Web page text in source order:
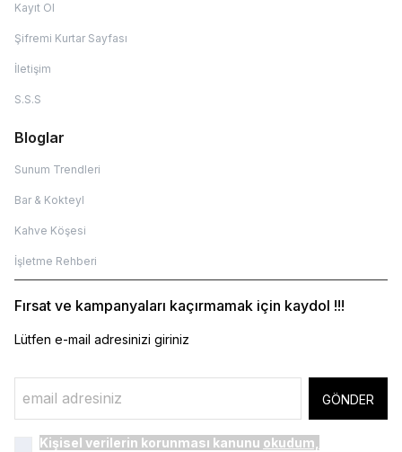
Kayıt Ol
Şifremi Kurtar Sayfası
İletişim
S.S.S
Bloglar
Sunum Trendleri
Bar & Kokteyl
Kahve Köşesi
İşletme Rehberi
Fırsat ve kampanyaları kaçırmamak için kaydol !!!
Lütfen e-mail adresinizi giriniz
GÖNDER
Kişisel verilerin korunması kanunu okudum,